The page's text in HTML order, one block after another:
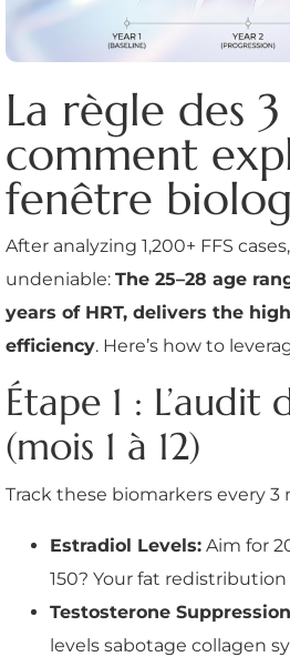
La règle des 3
comment
fenêtre
After analyzing 1,200+ FFS
undeniable: The 25–28 age
years of HRT, delivers the
efficiency. Here’s how to
Étape 1 : L’audit
(mois 1 à 12)
Track these biomarkers every 3
Estradiol Levels: Aim for
150? Your fat redistribution
Testosterone
levels sabotage collagen